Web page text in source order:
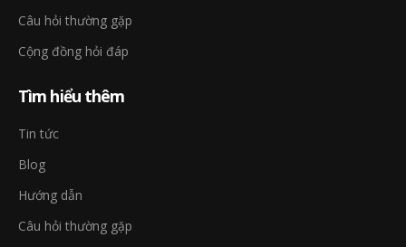
Câu hỏi thường gặp
Cộng đồng hỏi đáp
Tìm hiểu thêm
Tin tức
Blog
Hướng dẫn
Câu hỏi thường gặp